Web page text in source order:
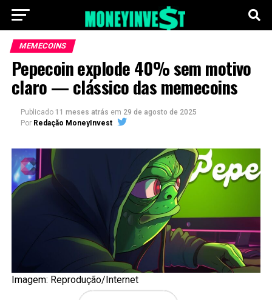
MEMECOINS
Pepecoin explode 40% sem motivo
claro — clássico das memecoins
Publicado 11 meses atrás em 29 de agosto de 2025
Por Redação MoneyInvest
Imagem: Reprodução/Internet